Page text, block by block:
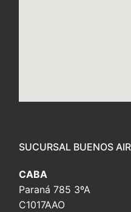
SUCURSAL BUENOS
CABA
Paraná 785 3ºA
C1017AAO